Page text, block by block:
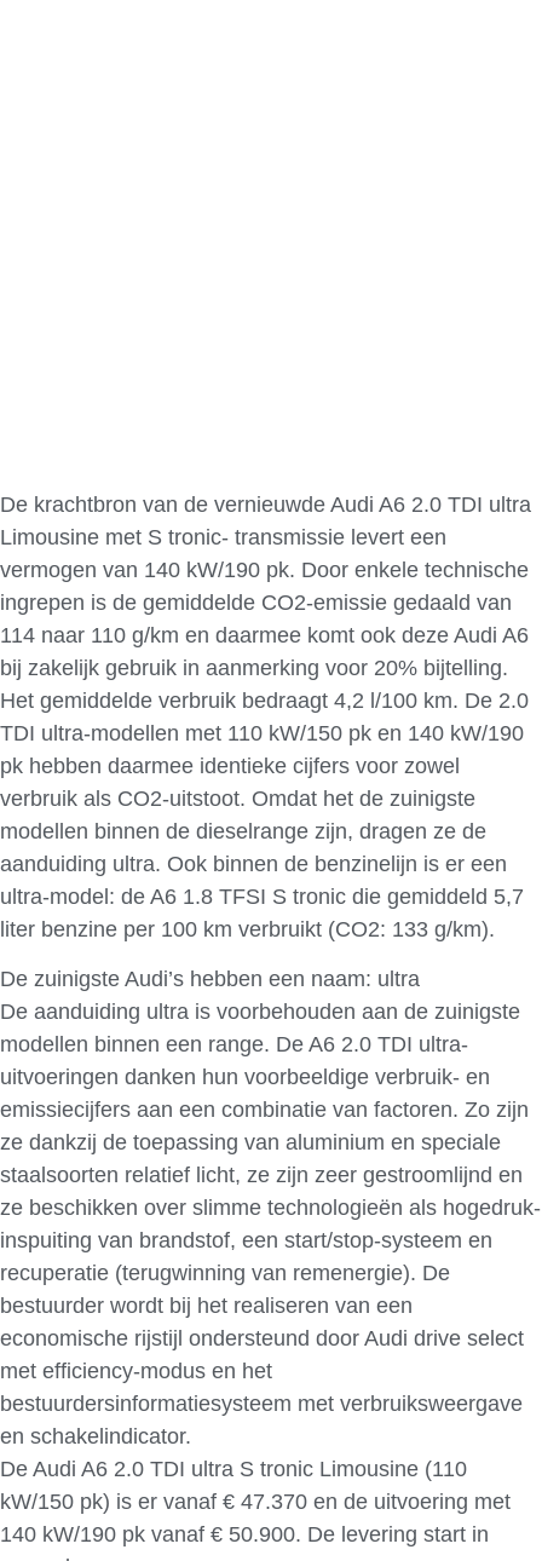
De krachtbron van de vernieuwde Audi A6 2.0 TDI ultra
Limousine met S tronic- transmissie levert een
vermogen van 140 kW/190 pk. Door enkele technische
ingrepen is de gemiddelde CO2-emissie gedaald van
114 naar 110 g/km en daarmee komt ook deze Audi A6
bij zakelijk gebruik in aanmerking voor 20% bijtelling.
Het gemiddelde verbruik bedraagt 4,2 l/100 km. De 2.0
TDI ultra-modellen met 110 kW/150 pk en 140 kW/190
pk hebben daarmee identieke cijfers voor zowel
verbruik als CO2-uitstoot. Omdat het de zuinigste
modellen binnen de dieselrange zijn, dragen ze de
aanduiding ultra. Ook binnen de benzinelijn is er een
ultra-model: de A6 1.8 TFSI S tronic die gemiddeld 5,7
liter benzine per 100 km verbruikt (CO2: 133 g/km).
De zuinigste Audi’s hebben een naam: ultra
De aanduiding ultra is voorbehouden aan de zuinigste
modellen binnen een range. De A6 2.0 TDI ultra-
uitvoeringen danken hun voorbeeldige verbruik- en
emissiecijfers aan een combinatie van factoren. Zo zijn
ze dankzij de toepassing van aluminium en speciale
staalsoorten relatief licht, ze zijn zeer gestroomlijnd en
ze beschikken over slimme technologieën als hogedruk-
inspuiting van brandstof, een start/stop-systeem en
recuperatie (terugwinning van remenergie). De
bestuurder wordt bij het realiseren van een
economische rijstijl ondersteund door Audi drive select
met efficiency-modus en het
bestuurdersinformatiesysteem met verbruiksweergave
en schakelindicator.
De Audi A6 2.0 TDI ultra S tronic Limousine (110
kW/150 pk) is er vanaf € 47.370 en de uitvoering met
140 kW/190 pk vanaf € 50.900. De levering start in